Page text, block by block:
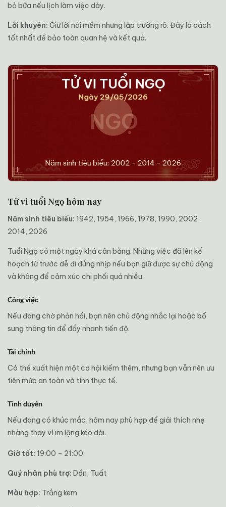
bỏ bữa nếu lịch làm việc dày.
Lời khuyên: Giữ lời nói mềm nhưng lập trường rõ. Đây là cách
tốt nhất để bảo toàn quan hệ và kết quả.
Tử vi tuổi Ngọ hôm nay
Năm sinh tiêu biểu: 1942, 1954, 1966, 1978, 1990, 2002,
2014, 2026
Tuổi Ngọ có một ngày khá cân bằng. Những việc đã lên kế
hoạch từ trước dễ đi đúng nhịp nếu bạn giữ được sự chủ động
và không để cảm xúc chi phối quá nhiều.
Công việc
Nếu đang chờ phản hồi, bạn nên chủ động nhắc lại hoặc bổ
sung thông tin để đẩy nhanh tiến độ.
Tài chính
Có thể xuất hiện một cơ hội kiếm thêm, nhưng bạn vẫn nên ưu
tiên mức an toàn và tính thực tế.
Tình duyên
Nếu đang có khúc mắc, hôm nay phù hợp để giải thích nhẹ
nhàng thay vì im lặng kéo dài.
Giờ tốt: 19:00 – 21:00
Quý nhân phù trợ: Dần, Tuất
Màu hợp: Trắng kem